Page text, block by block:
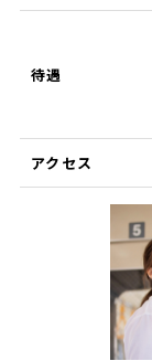
待遇
アクセス